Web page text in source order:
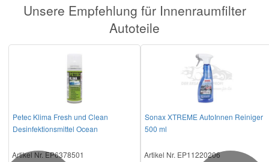
Unsere Empfehlung für Innenraumfilter
Autoteile
Petec Klima Fresh und Clean
Desinfektionsmittel Ocean
Artikel Nr. EP6378501
Sonax XTREME AutoInnen Reiniger
500 ml
Artikel Nr. EP11220206